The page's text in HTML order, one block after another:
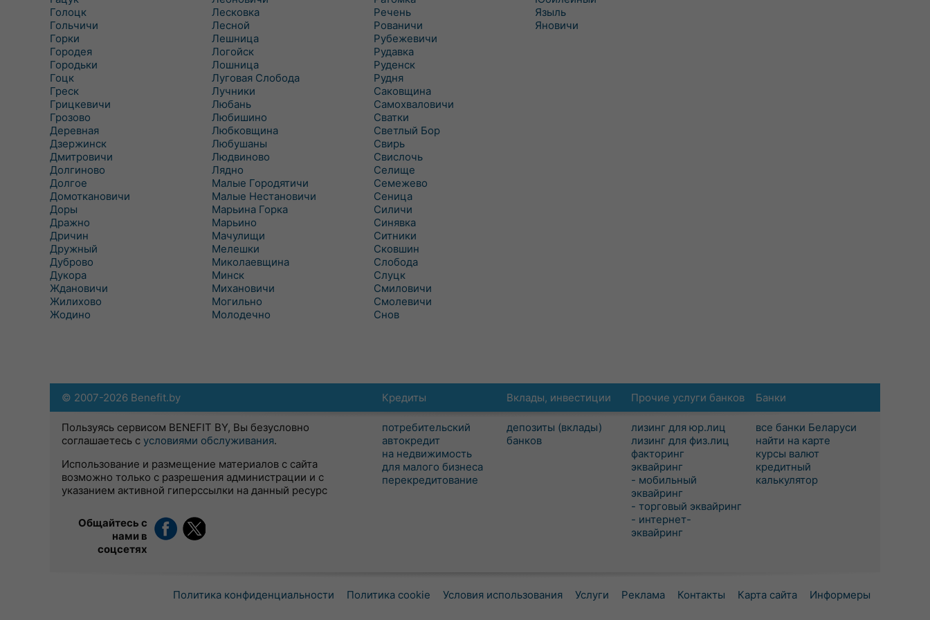
Голоцк
Гольчичи
Горки
Городея
Городьки
Гоцк
Греск
Грицкевичи
Грозово
Деревная
Дзержинск
Дмитровичи
Долгиново
Долгое
Домоткановичи
Доры
Дражно
Дричин
Дружный
Дуброво
Дукора
Ждановичи
Жилихово
Жодино
Лесковка
Лесной
Лешница
Логойск
Лошница
Луговая Слобода
Лучники
Любань
Любишино
Любковщина
Любушаны
Людвиново
Лядно
Малые Городятичи
Малые Нестановичи
Марьина Горка
Марьино
Мачулищи
Мелешки
Миколаевщина
Минск
Михановичи
Могильно
Молодечно
Речень
Рованичи
Рубежевичи
Рудавка
Руденск
Рудня
Саковщина
Самохваловичи
Сватки
Светлый Бор
Свирь
Свислочь
Селище
Семежево
Сеница
Силичи
Синявка
Ситники
Сковшин
Слобода
Слуцк
Смиловичи
Смолевичи
Снов
Языль
Яновичи
Кредиты
потребительский
автокредит
на недвижимость
для малого бизнеса
перекредитование
Вклады, инвестиции
депозиты (вклады)
банков
Прочие услуги банков
лизинг для юр.лиц
лизинг для физ.лиц
факторинг
эквайринг
- мобильный
эквайринг
- торговый эквайринг
- интернет-
эквайринг
Банки
все банки Беларуси
найти на карте
курсы валют
кредитный
калькулятор
© 2007-2026 Benefit.by
Пользуясь сервисом BENEFIT BY, Вы безусловно
соглашаетесь с условиями обслуживания.
Использование и размещение материалов с сайта
возможно только с разрешения администрации и с
указанием активной гиперссылки на данный ресурс
Общайтесь с
нами в
соцсетях
Политика конфиденциальности Политика cookie Условия использования Услуги Реклама Контакты Карта сайта Информеры